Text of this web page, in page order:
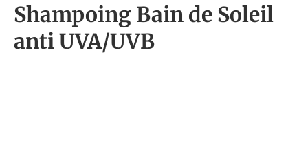
Shampoing Bain de Soleil
anti UVA/UVB